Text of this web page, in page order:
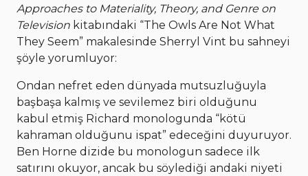
Approaches to Materiality, Theory, and Genre on
Television kitabındaki “The Owls Are Not What
They Seem” makalesinde Sherryl Vint bu sahneyi
şöyle yorumluyor:
Ondan nefret eden dünyada mutsuzluğuyla
başbaşa kalmış ve sevilemez biri olduğunu
kabul etmiş Richard monologunda “kötü
kahraman olduğunu ispat” edeceğini duyuruyor.
Ben Horne dizide bu monologun sadece ilk
satırını okuyor, ancak bu söylediği andaki niyeti